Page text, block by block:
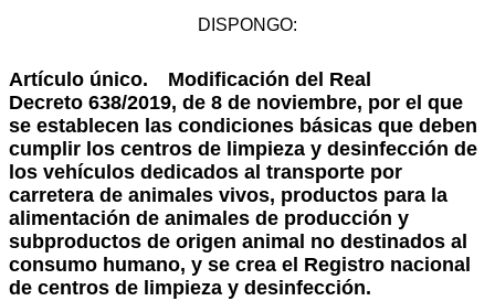
DISPONGO:
Artículo único. Modificación del Real
Decreto 638/2019, de 8 de noviembre, por el que
se establecen las condiciones básicas que deben
cumplir los centros de limpieza y desinfección de
los vehículos dedicados al transporte por
carretera de animales vivos, productos para la
alimentación de animales de producción y
subproductos de origen animal no destinados al
consumo humano, y se crea el Registro nacional
de centros de limpieza y desinfección.